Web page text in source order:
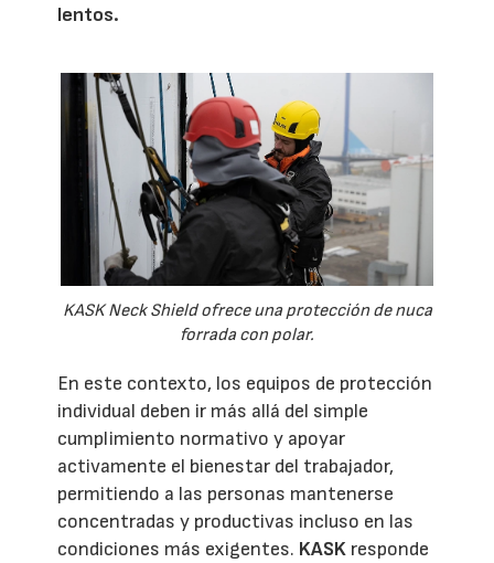
lentos.
KASK Neck Shield ofrece una protección de nuca
forrada con polar.
En este contexto, los equipos de protección
individual deben ir más allá del simple
cumplimiento normativo y apoyar
activamente el bienestar del trabajador,
permitiendo a las personas mantenerse
concentradas y productivas incluso en las
condiciones más exigentes. KASK responde